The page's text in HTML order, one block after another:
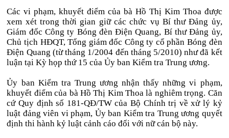
Các vi phạm, khuyết điểm của bà Hồ Thị Kim Thoa được
xem xét trong thời gian giữ các chức vụ Bí thư Đảng ủy,
Giám đốc Công ty Bóng đèn Điện Quang, Bí thư Đảng ủy,
Chủ tịch HĐQT, Tổng giám đốc Công ty cổ phần Bóng đèn
Điện Quang (từ tháng 1/2004 đến tháng 5/2010) như đã kết
luận tại Kỳ họp thứ 15 của Ủy ban Kiểm tra Trung ương.
Ủy ban Kiểm tra Trung ương nhận thấy những vi phạm,
khuyết điểm của bà Hồ Thị Kim Thoa là nghiêm trọng. Căn
cứ Quy định số 181-QĐ/TW của Bộ Chính trị về xử lý kỷ
luật đảng viên vi phạm, Ủy ban Kiểm tra Trung ương quyết
định thi hành kỷ luật cảnh cáo đối với nữ cán bộ này.